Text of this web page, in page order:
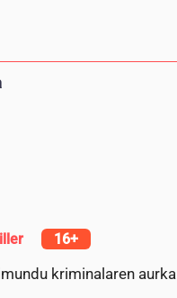
16+
kriminalaren aurka